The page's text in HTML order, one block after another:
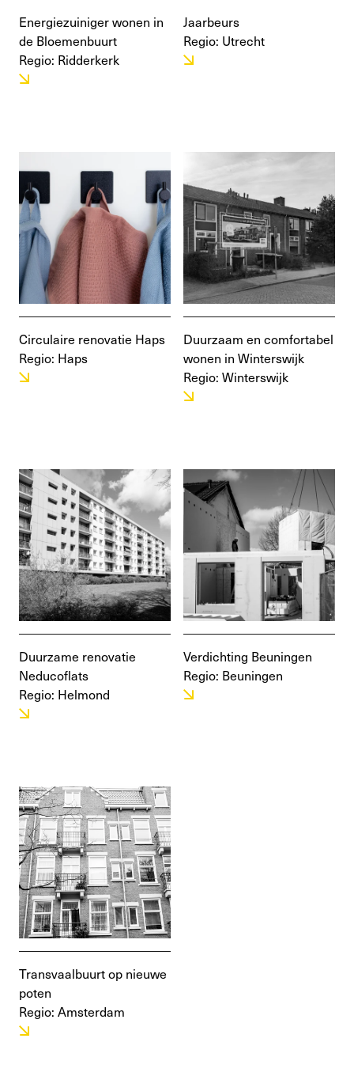
Energiezuiniger wonen in
de Bloemenbuurt
Regio: Ridderkerk
Jaarbeurs
Regio: Utrecht
Circulaire renovatie Haps
Regio: Haps
Duurzaam en comfortabel
wonen in Winterswijk
Regio: Winterswijk
Duurzame renovatie
Neducoflats
Regio: Helmond
Verdichting Beuningen
Regio: Beuningen
Transvaalbuurt op nieuwe
poten
Regio: Amsterdam